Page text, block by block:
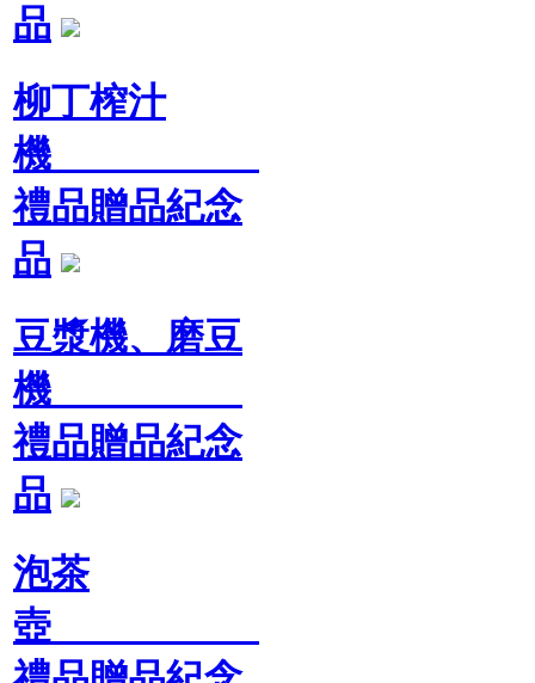
品
柳丁榨汁
機
禮品贈品紀念
品
豆漿機、磨豆
機
禮品贈品紀念
品
泡茶
壺